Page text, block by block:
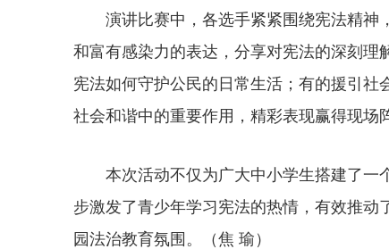
演讲比赛中，各选手紧紧围绕宪法精神
和富有感染力的表达，分享对宪法的深刻
宪法如何守护公民的日常生活；有的援引
社会和谐中的重要作用，精彩表现赢得现场
本次活动不仅为广大中小学生搭建了一
步激发了青少年学习宪法的热情，有效推
园法治教育氛围。（焦 瑜）